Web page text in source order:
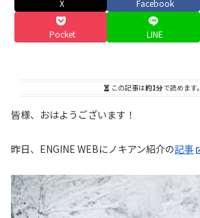
X Facebook
Pocket LINE
この記事は約1分で読めます。
皆様、おはようございます！
昨日、ENGINE WEBにノキアン紹介の記事